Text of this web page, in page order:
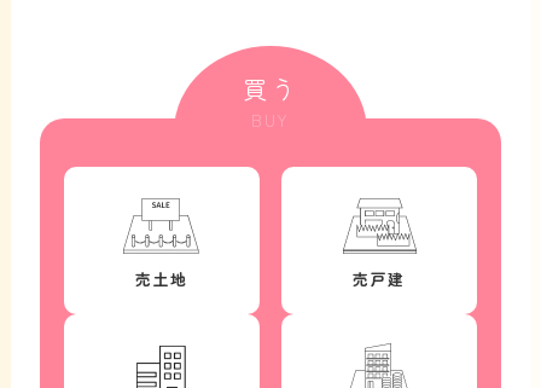
買う
BUY
売土地 売戸建